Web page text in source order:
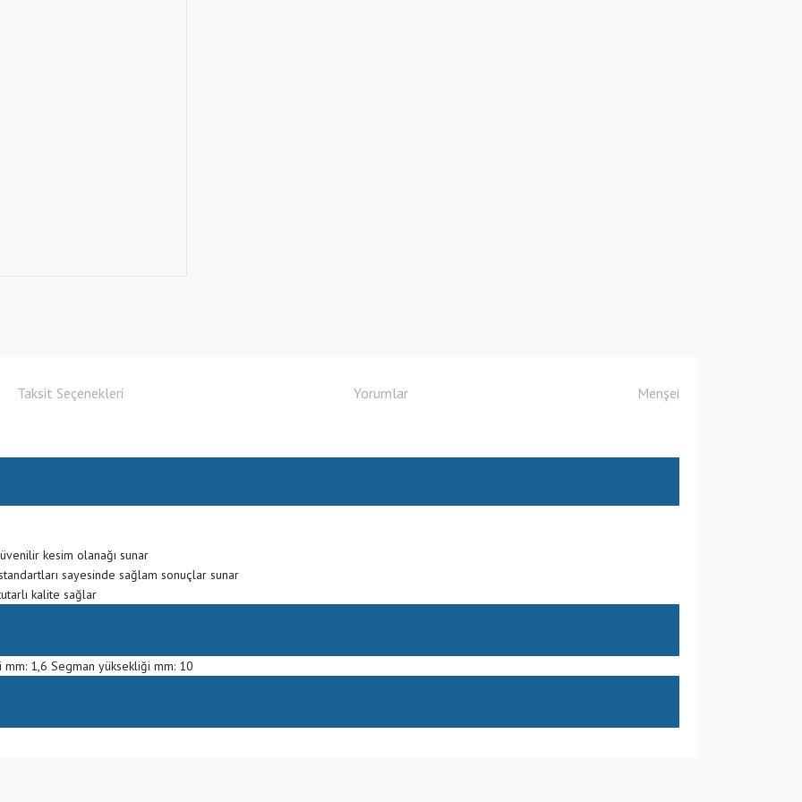
Taksit Seçenekleri Yorumlar Menşei
kesim olanağı sunar
sayesinde sağlam sonuçlar sunar
kalite sağlar
1,6 Segman yüksekliği mm: 10